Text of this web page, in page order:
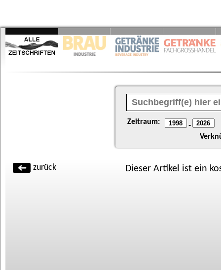
Zeitraum: -
zurück Dieser Artikel ist ein